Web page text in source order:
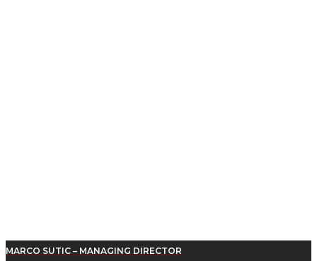
MARCO SUTIC – MANAGING DIRECTOR